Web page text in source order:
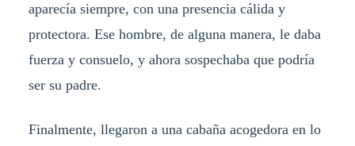
aparecía siempre, con una presencia cálida y
protectora. Ese hombre, de alguna manera, le daba
fuerza y consuelo, y ahora sospechaba que podría
ser su padre.
Finalmente, llegaron a una cabaña acogedora en lo